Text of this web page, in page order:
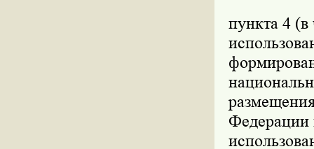
пункта 4 (в
Федерации